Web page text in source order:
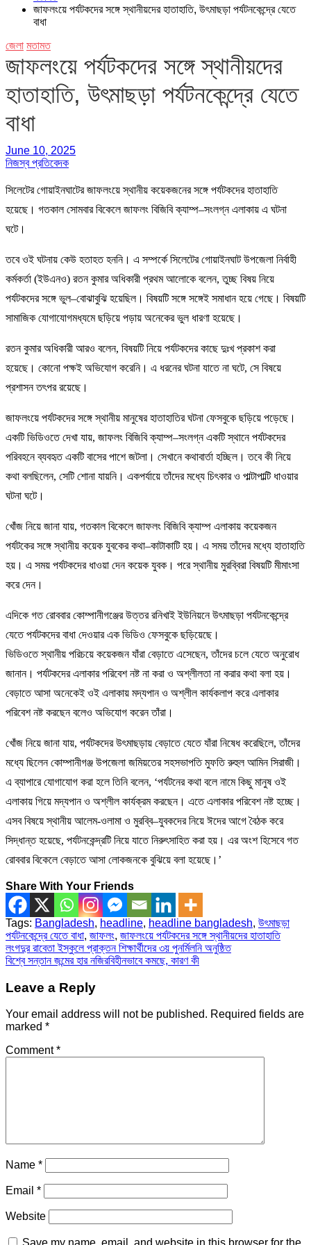
জাফলংয়ে পর্যটকদের সঙ্গে স্থানীয়দের হাতাহাতি, উৎমাছড়া পর্যটনকেন্দ্রে যেতে
বাধা
জেলা মতামত
জাফলংয়ে পর্যটকদের সঙ্গে স্থানীয়দের
হাতাহাতি, উৎমাছড়া পর্যটনকেন্দ্রে যেতে
বাধা
June 10, 2025
নিজস্ব প্রতিবেদক
সিলেটের গোয়াইনঘাটের জাফলংয়ে স্থানীয় কয়েকজনের সঙ্গে পর্যটকদের হাতাহাতি
হয়েছে। গতকাল সোমবার বিকেলে জাফলং বিজিবি ক্যাম্প–সংলগ্ন এলাকায় এ ঘটনা
ঘটে।
তবে ওই ঘটনায় কেউ হতাহত হননি। এ সম্পর্কে সিলেটের গোয়াইনঘাট উপজেলা নির্বাহী
কর্মকর্তা (ইউএনও) রতন কুমার অধিকারী প্রথম আলোকে বলেন, তুচ্ছ বিষয় নিয়ে
পর্যটকদের সঙ্গে ভুল–বোঝাবুঝি হয়েছিল। বিষয়টি সঙ্গে সঙ্গেই সমাধান হয়ে গেছে। বিষয়টি
সামাজিক যোগাযোগমধ্যমে ছড়িয়ে পড়ায় অনেকের ভুল ধারণা হয়েছে।
রতন কুমার অধিকারী আরও বলেন, বিষয়টি নিয়ে পর্যটকদের কাছে দুঃখ প্রকাশ করা
হয়েছে। কোনো পক্ষই অভিযোগ করেনি। এ ধরনের ঘটনা যাতে না ঘটে, সে বিষয়ে
প্রশাসন তৎপর রয়েছে।
জাফলংয়ে পর্যটকদের সঙ্গে স্থানীয় মানুষের হাতাহাতির ঘটনা ফেসবুকে ছড়িয়ে পড়েছে।
একটি ভিডিওতে দেখা যায়, জাফলং বিজিবি ক্যাম্প–সংলগ্ন একটি স্থানে পর্যটকদের
পরিবহনে ব্যবহৃত একটি বাসের পাশে জটলা। সেখানে কথাবার্তা হচ্ছিল। তবে কী নিয়ে
কথা বলছিলেন, সেটি শোনা যায়নি। একপর্যায়ে তাঁদের মধ্যে চিৎকার ও পাল্টাপাল্টি ধাওয়ার
ঘটনা ঘটে।
খোঁজ নিয়ে জানা যায়, গতকাল বিকেলে জাফলং বিজিবি ক্যাম্প এলাকায় কয়েকজন
পর্যটকের সঙ্গে স্থানীয় কয়েক যুবকের কথা–কাটাকাটি হয়। এ সময় তাঁদের মধ্যে হাতাহাতি
হয়। এ সময় পর্যটকদের ধাওয়া দেন কয়েক যুবক। পরে স্থানীয় মুরব্বিরা বিষয়টি মীমাংসা
করে দেন।
এদিকে গত রোববার কোম্পানীগঞ্জের উত্তর রনিখাই ইউনিয়নে উৎমাছড়া পর্যটনকেন্দ্রে
যেতে পর্যটকদের বাধা দেওয়ার এক ভিডিও ফেসবুকে ছড়িয়েছে।
ভিডিওতে স্থানীয় পরিচয়ে কয়েকজন যাঁরা বেড়াতে এসেছেন, তাঁদের চলে যেতে অনুরোধ
জানান। পর্যটকদের এলাকার পরিবেশ নষ্ট না করা ও অশ্লীলতা না করার কথা বলা হয়।
বেড়াতে আসা অনেকেই ওই এলাকায় মদ্যপান ও অশ্লীল কার্যকলাপ করে এলাকার
পরিবেশ নষ্ট করছেন বলেও অভিযোগ করেন তাঁরা।
খোঁজ নিয়ে জানা যায়, পর্যটকদের উৎমাছড়ায় বেড়াতে যেতে যাঁরা নিষেধ করেছিলে, তাঁদের
মধ্যে ছিলেন কোম্পানীগঞ্জ উপজেলা জমিয়তের সহসভাপতি মুফতি রুহুল আমিন সিরাজী।
এ ব্যাপারে যোগাযোগ করা হলে তিনি বলেন, ‘পর্যটনের কথা বলে নামে কিছু মানুষ ওই
এলাকায় গিয়ে মদ্যপান ও অশ্লীল কার্যক্রম করছেন। এতে এলাকার পরিবেশ নষ্ট হচ্ছে।
এসব বিষয়ে স্থানীয় আলেম-ওলামা ও মুরব্বি–যুবকদের নিয়ে ঈদের আগে বৈঠক করে
সিদ্ধান্ত হয়েছে, পর্যটনকেন্দ্রটি নিয়ে যাতে নিরুৎসাহিত করা হয়। এর অংশ হিসেবে গত
রোববার বিকেলে বেড়াতে আসা লোকজনকে বুঝিয়ে বলা হয়েছে।’
Share With Your Friends
Tags: Bangladesh, headline, headline bangladesh, উৎমাছড়া
পর্যটনকেন্দ্রে যেতে বাধা, জাফলং, জাফলংয়ে পর্যটকদের সঙ্গে স্থানীয়দের হাতাহাতি
Post
navigation
লংগদুর রাবেতা ইস্কুলে প্রাক্তন শিক্ষার্থীদের ৩য় পুনর্মিলনি অনুষ্ঠিত
বিশ্বে সন্তান জন্মের হার নজিরবিহীনভাবে কমছে, কারণ কী
Leave a Reply
Your email address will not be published. Required fields are
marked *
Comment*
Name *
Email *
Website